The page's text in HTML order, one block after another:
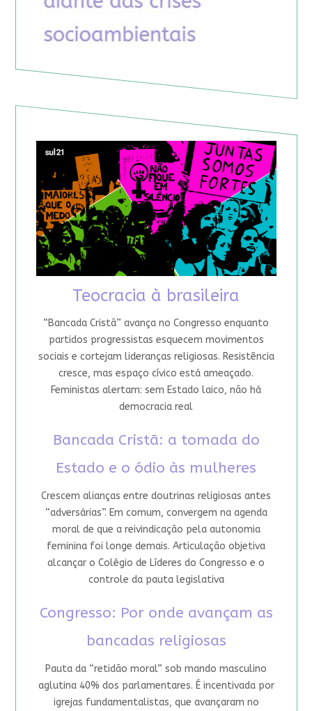
Teocracia à brasileira
“Bancada Cristã” avança no Congresso enquanto
partidos progressistas esquecem movimentos
sociais e cortejam lideranças religiosas. Resistência
cresce, mas espaço cívico está ameaçado.
Feministas alertam: sem Estado laico, não há
democracia real
Bancada Cristã: a tomada do
Estado e o ódio às mulheres
Crescem alianças entre doutrinas religiosas antes
“adversárias”. Em comum, convergem na agenda
moral de que a reivindicação pela autonomia
feminina foi longe demais. Articulação objetiva
alcançar o Colégio de Líderes do Congresso e o
controle da pauta legislativa
Congresso: Por onde avançam as
bancadas religiosas
Pauta da “retidão moral” sob mando masculino
aglutina 40% dos parlamentares. É incentivada por
igrejas fundamentalistas, que avançaram no